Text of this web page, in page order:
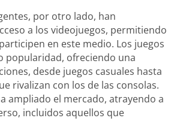
por otro lado, han
a los videojuegos, permitiendo
en este medio. Los juegos
popularidad, ofreciendo una
desde juegos casuales hasta
rivalizan con los de las consolas.
ampliado el mercado, atrayendo a
incluidos aquellos que